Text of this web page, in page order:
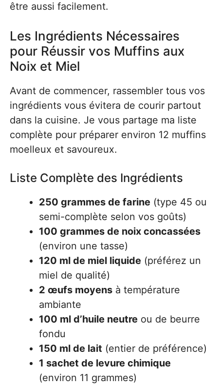
être aussi facilement.
Les Ingrédients Nécessaires
pour Réussir vos Muffins aux
Noix et Miel
Avant de commencer, rassembler tous vos
ingrédients vous évitera de courir partout
dans la cuisine. Je vous partage ma liste
complète pour préparer environ 12 muffins
moelleux et savoureux.
Liste Complète des Ingrédients
250 grammes de farine (type 45 ou
semi-complète selon vos goûts)
100 grammes de noix concassées
(environ une tasse)
120 ml de miel liquide (préférez un
miel de qualité)
2 œufs moyens à température
ambiante
100 ml d’huile neutre ou de beurre
fondu
150 ml de lait (entier de préférence)
1 sachet de levure chimique
(environ 11 grammes)